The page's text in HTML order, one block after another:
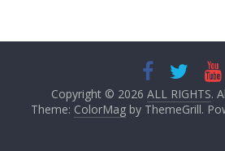
Copyright © 2026 ALL RIGHTS.
Theme: ColorMagby ThemeGrill.